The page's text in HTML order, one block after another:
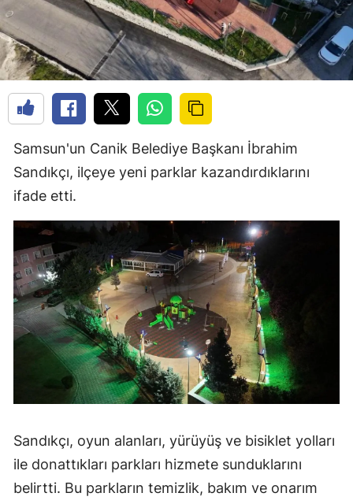
Samsun'un Canik Belediye Başkanı İbrahim
Sandıkçı, ilçeye yeni parklar kazandırdıklarını
ifade etti.
Sandıkçı, oyun alanları, yürüyüş ve bisiklet yolları
ile donattıkları parkları hizmete sunduklarını
belirtti. Bu parkların temizlik, bakım ve onarım